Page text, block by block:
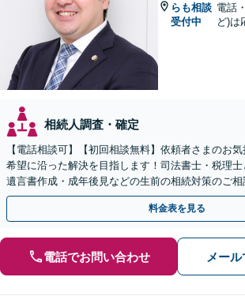
らも相談
受付中
電話
ど)は
相続人調査・確定
【電話相談可】【初回相談無料】依頼者さまのお気
希望に沿った解決を目指します！司法書士・税理士
遺言書作成・成年後見などの生前の相続対策のご相
【夜間／休日の相談可能】
料金表を見る
電話でお問い合わせ メー